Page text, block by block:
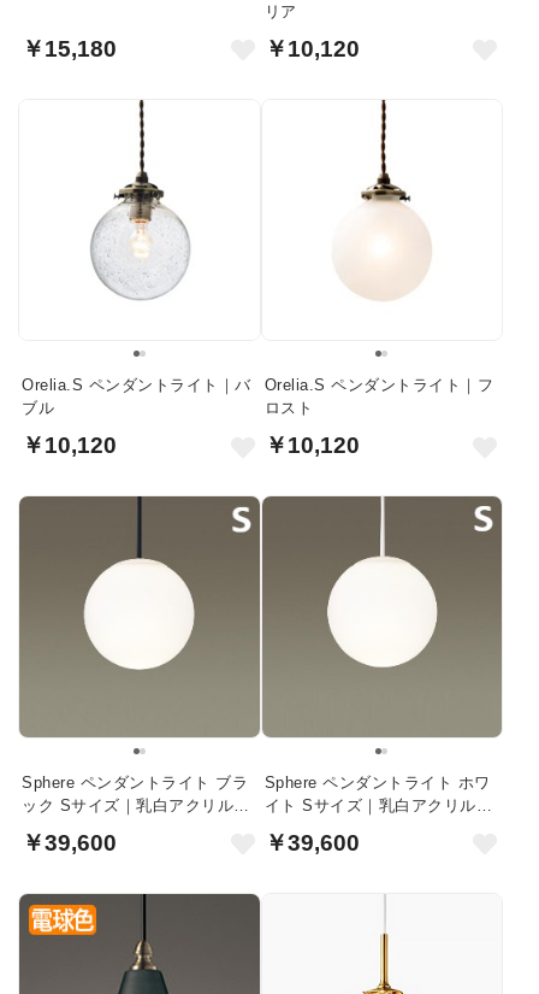
￥15,180
リア
￥10,120
Orelia.S ペンダントライト｜バ
ブル
￥10,120
Orelia.S ペンダントライト｜フ
ロスト
￥10,120
Sphere ペンダントライト ブラ
ック Sサイズ｜乳白アクリル球
￥39,600
Sphere ペンダントライト ホワ
イト Sサイズ｜乳白アクリル球
￥39,600